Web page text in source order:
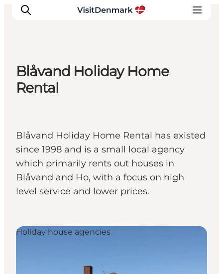
Inspiratie
Plan je reis
Blåvand Holiday Home
Rental
Blåvand Holiday Home Rental has existed
since 1998 and is a small local agency
which primarily rents out houses in
Blåvand and Ho, with a focus on high
level service and lower prices.
Holiday house agencies